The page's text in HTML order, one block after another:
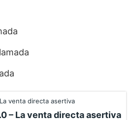
– La venta directa asertiva